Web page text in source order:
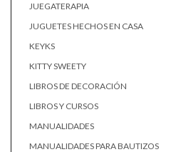
JUEGATERAPIA
JUGUETES HECHOS EN CASA
KEYKS
KITTY SWEETY
LIBROS DE DECORACIÓN
LIBROS Y CURSOS
MANUALIDADES
MANUALIDADES PARA BAUTIZOS